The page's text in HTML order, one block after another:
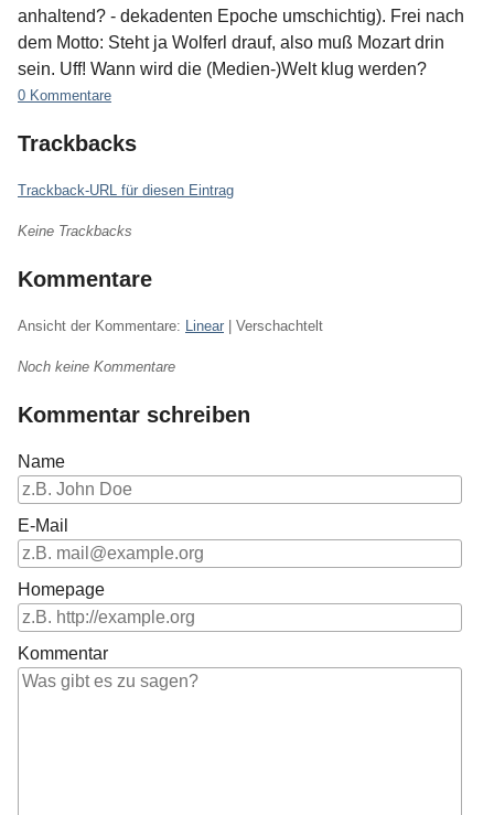
anhaltend? - dekadenten Epoche umschichtig). Frei nach
dem Motto: Steht ja Wolferl drauf, also muß Mozart drin
sein. Uff! Wann wird die (Medien-)Welt klug werden?
0 Kommentare
Trackbacks
Trackback-URL für diesen Eintrag
Keine Trackbacks
Kommentare
Ansicht der Kommentare: Linear | Verschachtelt
Noch keine Kommentare
Kommentar schreiben
Name
E-Mail
Homepage
Kommentar